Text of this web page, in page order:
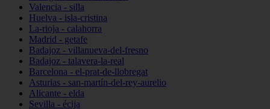
Valencia - silla
Huelva - isla-cristina
La-rioja - calahorra
Madrid - getafe
Badajoz - villanueva-del-fresno
Badajoz - talavera-la-real
Barcelona - el-prat-de-llobregat
Asturias - san-martín-del-rey-aurelio
Alicante - elda
Sevilla - écija